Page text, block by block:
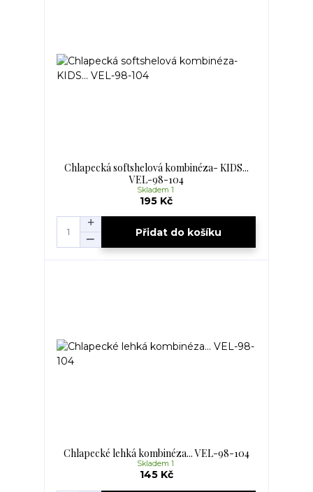
Chlapecká softshelová kombinéza- KIDS...
VEL-98-104
195 Kč
Skladem 1
Přidat do košíku
Chlapecké lehká kombinéza... VEL-98-104
145 Kč
Skladem 1